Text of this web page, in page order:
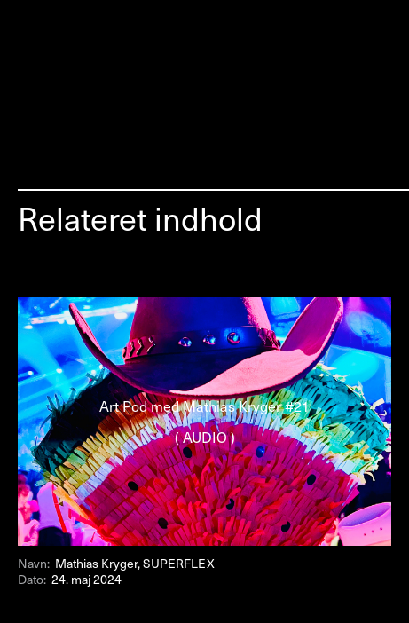
Relateret indhold
Art Pod med Mathias Kryger #21
( AUDIO )
Navn: Mathias Kryger, SUPERFLEX
Dato:24. maj 2024